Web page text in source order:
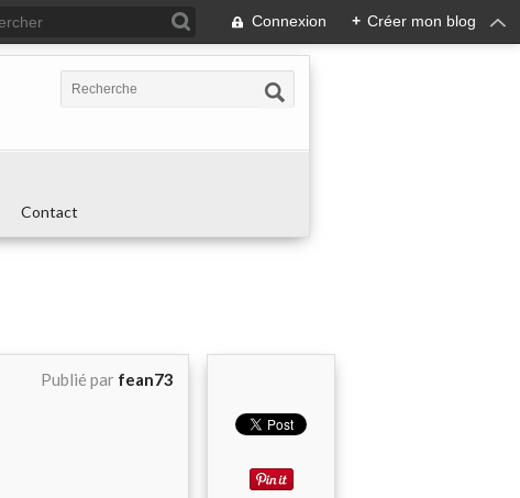
Connexion + Créer mon blog
Contact
Publié par fean73